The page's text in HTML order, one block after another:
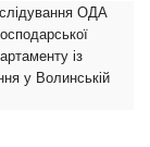
ОДА
із
у Волинській